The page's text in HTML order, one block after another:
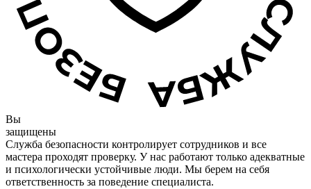
Вы
защищены
Служба безопасности контролирует сотрудников и все
мастера проходят проверку. У нас работают только адекватные
и психологически устойчивые люди. Мы берем на себя
ответственность за поведение специалиста.